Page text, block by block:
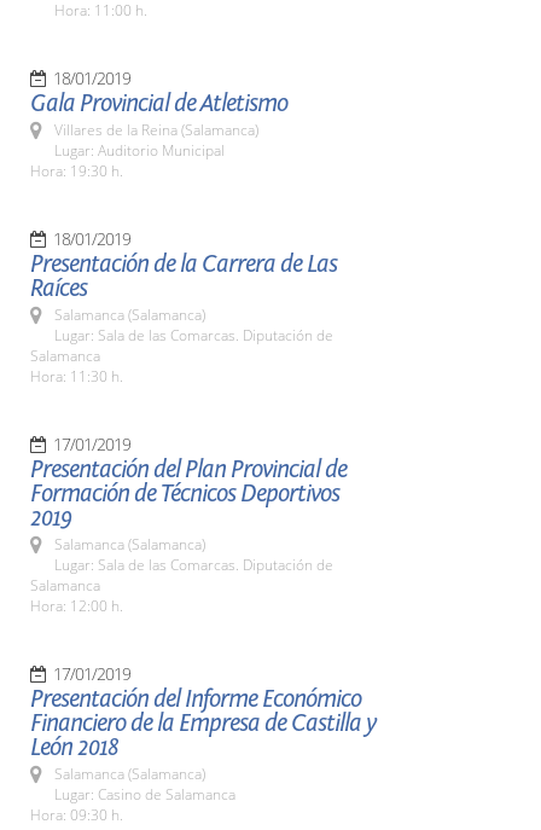
Hora: 11:00 h.
18/01/2019
Gala Provincial de Atletismo
Villares de la Reina (Salamanca)
Lugar: Auditorio Municipal
Hora: 19:30 h.
18/01/2019
Presentación de la Carrera de Las
Raíces
Salamanca (Salamanca)
Lugar: Sala de las Comarcas. Diputación de
Salamanca
Hora: 11:30 h.
17/01/2019
Presentación del Plan Provincial de
Formación de Técnicos Deportivos
2019
Salamanca (Salamanca)
Lugar: Sala de las Comarcas. Diputación de
Salamanca
Hora: 12:00 h.
17/01/2019
Presentación del Informe Económico
Financiero de la Empresa de Castilla y
León 2018
Salamanca (Salamanca)
Lugar: Casino de Salamanca
Hora: 09:30 h.